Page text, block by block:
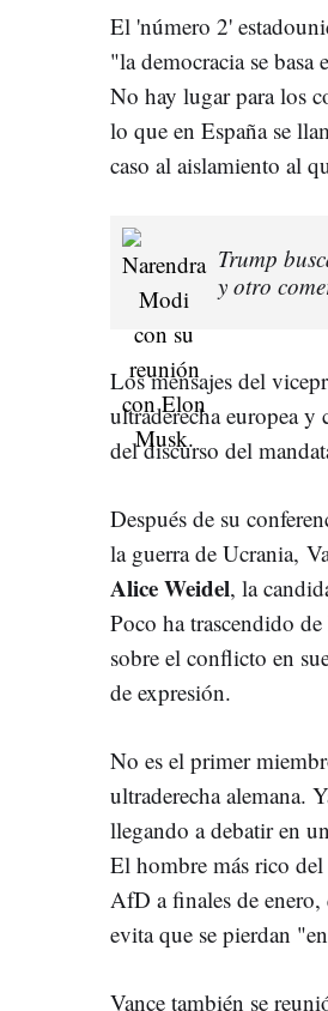
El 'número 2'
"la democracia se
No hay lugar para los
lo que en España se
caso al aislamiento al
Trump
y otro
Los mensajes del
ultraderecha europea y
del discurso del
Después de su
la guerra de Ucrania,
Alice Weidel, la
Poco ha trascendido
sobre el conflicto en
de expresión.
No es el primer
ultraderecha alemana.
llegando a debatir en
El hombre más rico
AfD a finales de
evita que se pierdan
Vance también se